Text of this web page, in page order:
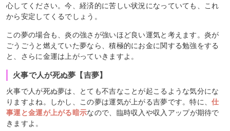
心してください。今、経済的に苦しい状況になっていても、これ
から安定してくるでしょう。
この夢の場合も、炎の強さが強いほど良い運気と考えます。炎が
ごうごうと燃えていた夢なら、積極的にお金に関する勉強をする
と、さらに金運は上がっていきますよ。
火事で人が死ぬ夢【吉夢】
火事で人が死ぬ夢は、とても不吉なことが起こるような気分にな
りますよね。しかし、この夢は運気が上がる吉夢です。特に、仕
事運と金運が上がる暗示なので、臨時収入や収入アップが期待で
きますよ。